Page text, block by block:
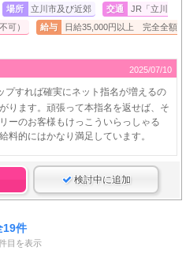
場所 立川市及び近郊 交通
JR「立川
可） 給与
日給35,000円以上 完全全額
2025/07/10
プすれば確実にネット指名が増えるの
ります。頑張って本指名を返せば、そ
ーのお客様もけっこういらっしゃる
料的にはかなり満足しています。
検討中に追加
19件
目を表示